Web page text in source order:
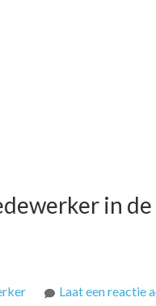
in
Laat een reactie